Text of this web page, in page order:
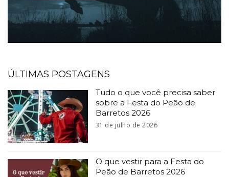
ÚLTIMAS POSTAGENS
Tudo o que você precisa saber
sobre a Festa do Peão de
Barretos 2026
31 de julho de 2026
O que vestir para a Festa do
Peão de Barretos 2026